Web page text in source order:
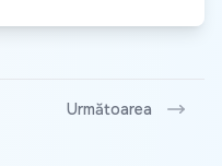
Următoarea